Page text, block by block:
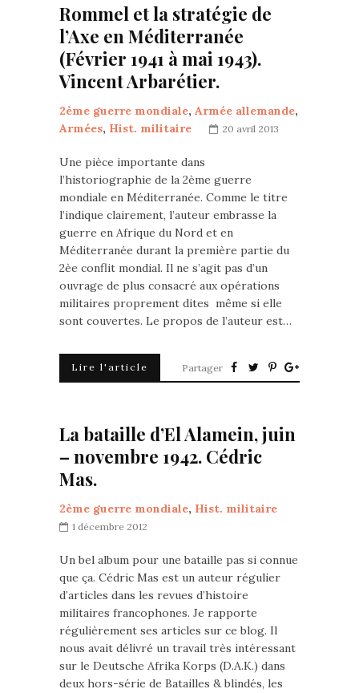
Rommel et la stratégie de
l’Axe en Méditerranée
(Février 1941 à mai 1943).
Vincent Arbarétier.
2ème guerre mondiale, Armée allemande,
Armées, Hist. militaire 20 avril 2013
Une pièce importante dans
l’historiographie de la 2ème guerre
mondiale en Méditerranée. Comme le titre
l’indique clairement, l’auteur embrasse la
guerre en Afrique du Nord et en
Méditerranée durant la première partie du
2èe conflit mondial. Il ne s’agit pas d’un
ouvrage de plus consacré aux opérations
militaires proprement dites même si elle
sont couvertes. Le propos de l’auteur est…
Lire l'article Partager
La bataille d’El Alamein, juin
– novembre 1942. Cédric
Mas.
2ème guerre mondiale, Hist. militaire
1 décembre 2012
Un bel album pour une bataille pas si connue
que ça. Cédric Mas est un auteur régulier
d’articles dans les revues d’histoire
militaires francophones. Je rapporte
régulièrement ses articles sur ce blog. Il
nous avait délivré un travail très intéressant
sur le Deutsche Afrika Korps (D.A.K.) dans
deux hors-série de Batailles & blindés, les